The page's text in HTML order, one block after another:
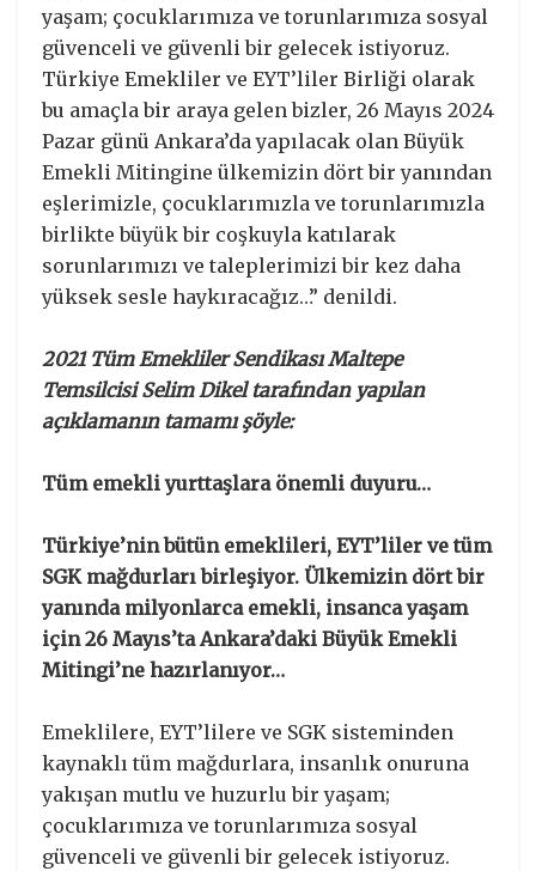
yaşam; çocuklarımıza ve torunlarımıza sosyal
güvenceli ve güvenli bir gelecek istiyoruz.
Türkiye Emekliler ve EYT’liler Birliği olarak
bu amaçla bir araya gelen bizler, 26 Mayıs 2024
Pazar günü Ankara’da yapılacak olan Büyük
Emekli Mitingine ülkemizin dört bir yanından
eşlerimizle, çocuklarımızla ve torunlarımızla
birlikte büyük bir coşkuyla katılarak
sorunlarımızı ve taleplerimizi bir kez daha
yüksek sesle haykıracağız…” denildi.
2021 Tüm Emekliler Sendikası Maltepe
Temsilcisi Selim Dikel tarafından yapılan
açıklamanın tamamı şöyle:
Tüm emekli yurttaşlara önemli duyuru…
Türkiye’nin bütün emeklileri, EYT’liler ve tüm
SGK mağdurları birleşiyor. Ülkemizin dört bir
yanında milyonlarca emekli, insanca yaşam
için 26 Mayıs’ta Ankara’daki Büyük Emekli
Mitingi’ne hazırlanıyor…
Emeklilere, EYT’lilere ve SGK sisteminden
kaynaklı tüm mağdurlara, insanlık onuruna
yakışan mutlu ve huzurlu bir yaşam;
çocuklarımıza ve torunlarımıza sosyal
güvenceli ve güvenli bir gelecek istiyoruz.